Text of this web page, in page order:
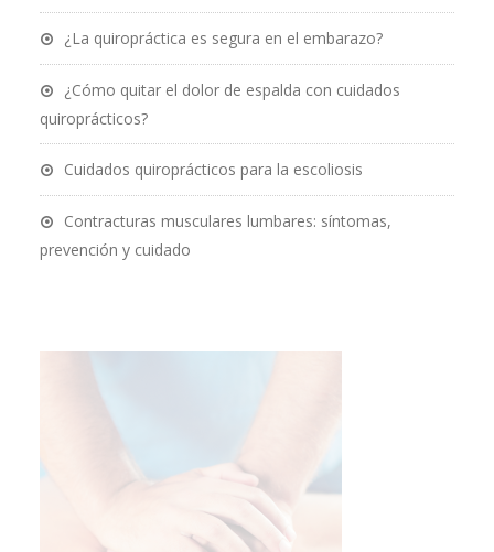
¿La quiropráctica es segura en el embarazo?
¿Cómo quitar el dolor de espalda con cuidados
quiroprácticos?
Cuidados quiroprácticos para la escoliosis
Contracturas musculares lumbares: síntomas,
prevención y cuidado